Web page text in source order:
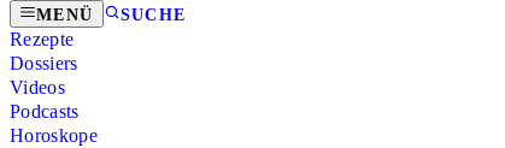
MENÜ SUCHE
Rezepte
Dossiers
Videos
Podcasts
Horoskope